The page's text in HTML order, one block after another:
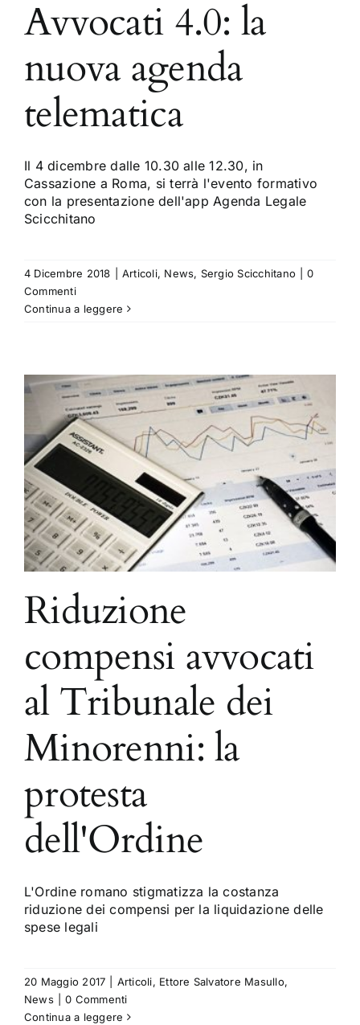
Avvocati 4.0: la
nuova agenda
telematica
Il 4 dicembre dalle 10.30 alle 12.30, in
Cassazione a Roma, si terrà l'evento formativo
con la presentazione dell'app Agenda Legale
Scicchitano
4 Dicembre 2018 Articoli, News, Sergio Scicchitano
0
Commenti
Continua a leggere
Riduzione
compensi avvocati
al Tribunale dei
Minorenni: la
protesta
dell'Ordine
L'Ordine romano stigmatizza la costanza
riduzione dei compensi per la liquidazione delle
spese legali
20 Maggio 2017 Articoli, Ettore Salvatore Masullo,
News
0 Commenti
Continua a leggere